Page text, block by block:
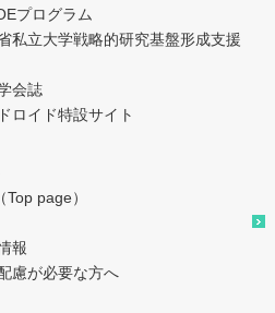
プログラム
私立大学戦略的研究基盤形成支援
会誌
ロイド特設サイト
page）
報
慮が必要な方へ